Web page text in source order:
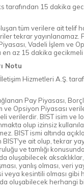
tarafından 15 dakika
tüm verilere ait telif
tekrar yayınlanamaz.
Vadeli İşlem ve
en az 15 dakika
Notu
Hizmetleri A.Ş.
Pay Piyasası,
ve Opsiyon Piyasası
verilerdir. BIST isim ve
olup izinsiz
BIST ismi altında
ait olup, tekrar
ve tamlığı
oluşabilecek
yanlış olması, veri
kesintili olması gibi
oluşabilecek herhangi